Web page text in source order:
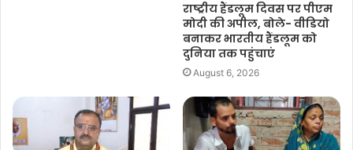
राष्ट्रीय हैंडलूम दिवस पर पीएम
मोदी की अपील, बोले- वीडियो
बनाकर भारतीय हैंडलूम को
दुनिया तक पहुंचाएं
August 6, 2026